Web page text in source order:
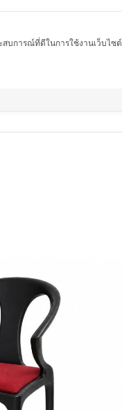
สบการณ์ที่ดีในการใช้งานเว็บไซต์